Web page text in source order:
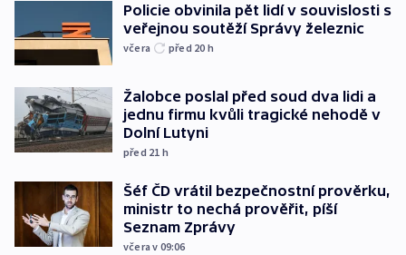
Policie obvinila pět lidí v souvislosti s
veřejnou soutěží Správy železnic
včera před 20 h
Žalobce poslal před soud dva lidi a
jednu firmu kvůli tragické nehodě v
Dolní Lutyni
před 21 h
Šéf ČD vrátil bezpečnostní prověrku,
ministr to nechá prověřit, píší
Seznam Zprávy
včera v 09:06